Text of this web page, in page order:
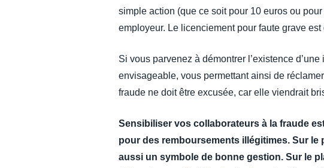
simple action (que ce soit pour 10 euros ou
employeur. Le licenciement pour faute grave
Si vous parvenez à démontrer l’existence
envisageable, vous permettant ainsi de
fraude ne doit être excusée, car elle viendrait
Sensibiliser vos collaborateurs à la fraude
pour des remboursements illégitimes. Sur
aussi un symbole de bonne gestion. Sur le